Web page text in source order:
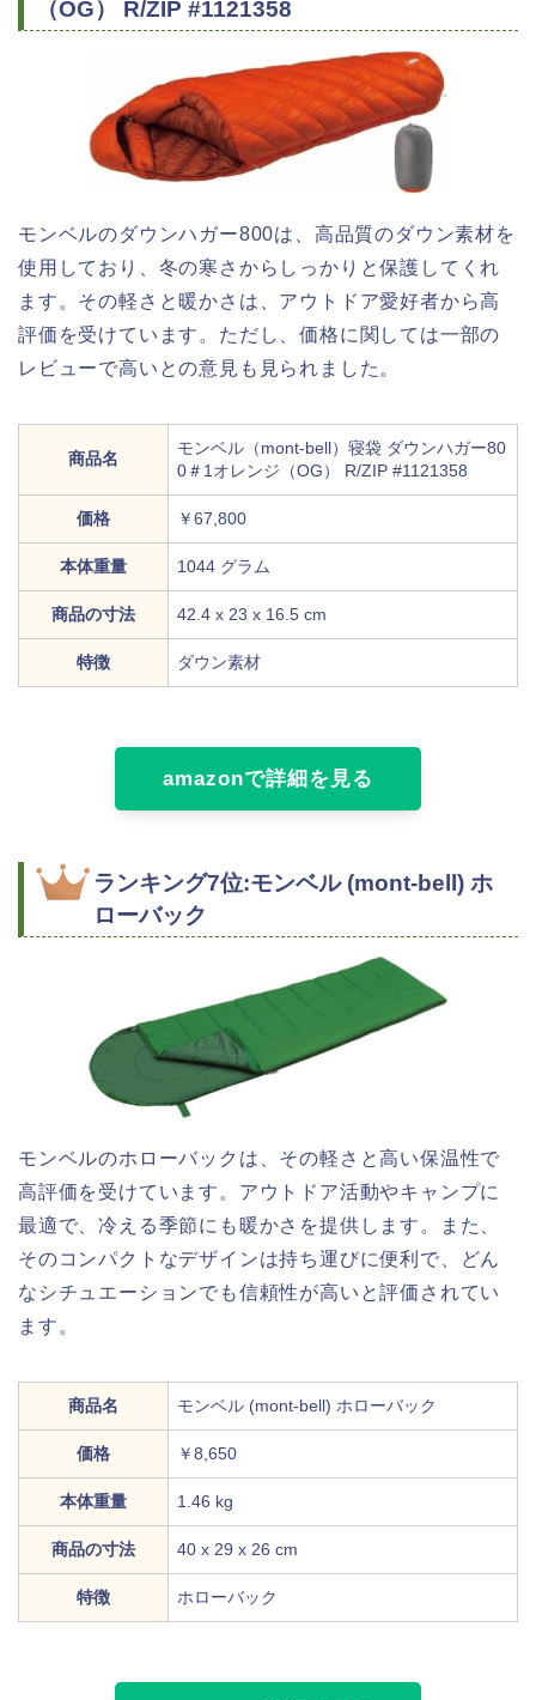
（OG） R/ZIP #1121358
モンベルのダウンハガー800は、高品質のダウン素材を
使用しており、冬の寒さからしっかりと保護してくれ
ます。その軽さと暖かさは、アウトドア愛好者から高
評価を受けています。ただし、価格に関しては一部の
レビューで高いとの意見も見られました。
商品名
モンベル（mont-bell）寝袋 ダウンハガー80
0＃1オレンジ（OG） R/ZIP #1121358
価格 ￥67,800
本体重量 1044 グラム
商品の寸法 42.4 x 23 x 16.5 cm
特徴 ダウン素材
amazonで詳細を見る
ランキング7位:モンベル (mont-bell) ホ
ローバック
モンベルのホローバックは、その軽さと高い保温性で
高評価を受けています。アウトドア活動やキャンプに
最適で、冷える季節にも暖かさを提供します。また、
そのコンパクトなデザインは持ち運びに便利で、どん
なシチュエーションでも信頼性が高いと評価されてい
ます。
商品名 モンベル (mont-bell) ホローバック
価格 ￥8,650
本体重量 1.46 kg
商品の寸法 40 x 29 x 26 cm
特徴 ホローバック